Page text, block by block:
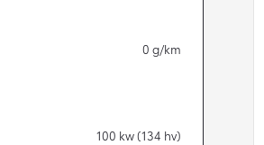
0 g/km
100 kw (134 hv)